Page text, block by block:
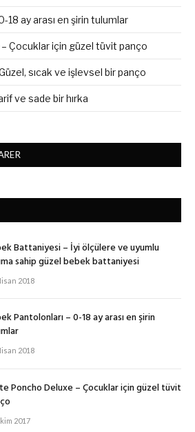
18 ay arası en şirin tulumlar
Çocuklar için güzel tüvit panço
sıcak ve işlevsel bir panço
ve sade bir hırka
Battaniyesi – İyi ölçülere ve uyumlu
sahip güzel bebek battaniyesi
2018
Pantolonları – 0-18 ay arası en şirin
2018
Poncho Deluxe – Çocuklar için güzel tüvit
2017